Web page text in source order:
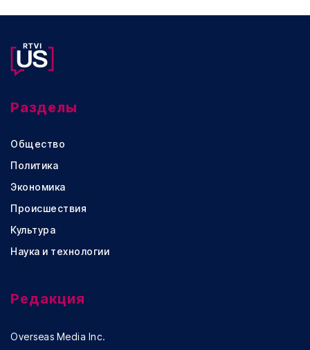
Разделы
Общество
Политика
Экономика
Происшествия
Культура
Наука и технологии
Редакция
Overseas Media Inc.